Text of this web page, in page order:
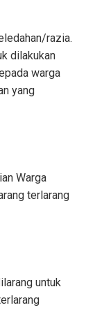
razia.
dilakukan
warga
yang
Warga
terlarang
untuk